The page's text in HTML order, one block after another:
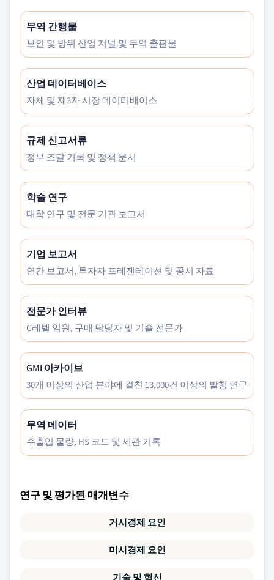
무역 간행물
보안 및 방위 산업 저널 및 무역 출판물
산업 데이터베이스
자체 및 제3자 시장 데이터베이스
규제 신고서류
정부 조달 기록 및 정책 문서
학술 연구
대학 연구 및 전문 기관 보고서
기업 보고서
연간 보고서, 투자자 프레젠테이션 및 공시 자료
전문가 인터뷰
C레벨 임원, 구매 담당자 및 기술 전문가
GMI 아카이브
30개 이상의 산업 분야에 걸친 13,000건 이상의 발행 연구
무역 데이터
수출입 물량, HS 코드 및 세관 기록
연구 및 평가된 매개변수
거시경제 요인
미시경제 요인
기술 및 혁신